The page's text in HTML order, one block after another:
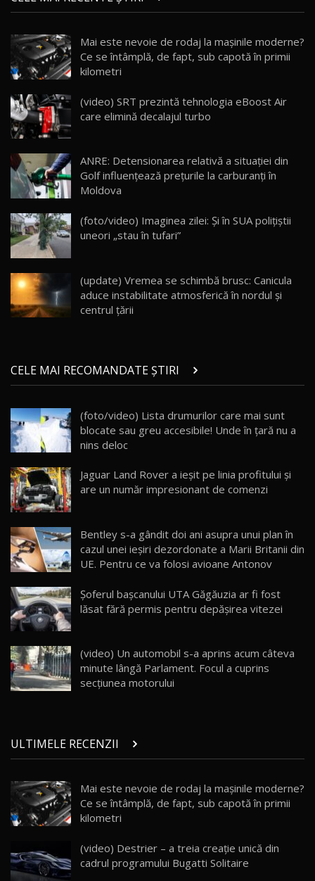
15 14:37
16
AutoBlogMD
13:10
17 20:06
30:08
AutoBlog.MD
23:36
20
Noul ZEEKR 7X / Test Drive AutoBlog.MD
29:08
21
Micul BYD Dolphin Surf / Test Drive
AutoBlog.MD
16:59
22
Noua Mazda 6e / Test Drive AutoBlog.MD
26:59
23
Lynk & Co 01 / Test Drive AutoBlog.MD
25:19
24
ZEEKR 009: Cel mai Performant și Confortabil
Van Electric Testat în Moldova / AutoBlog.MD
26:38
25
mai Exclusiv și Puternic Defender Testat în
Moldova
32:21
26
AutoBlog.MD
10:57
28
Noul Geely Monjaro 2025! Mai ieftin și mai
dotat / Test Drive AutoBlog.MD
29
ZEEKR 9X - PRIMUL TEST DRIVE ÎN ROMÂNĂ!
CUM SE CONDUCE?
33:40
30
Primele impresii despre BYD Seal U DM-i,
Sealion 7 și Seal 5 DM-i / Test Drive
Mai este nevoie de rodaj la mașinile moderne?
Ce se întâmplă, de fapt, sub capotă în primii
kilometri
(video) SRT prezintă tehnologia eBoost Air
care elimină decalajul turbo
ANRE: Detensionarea relativă a situației din
Golf influențează prețurile la carburanți în
Moldova
(foto/video) Imaginea zilei: Și în SUA polițiștii
uneori „stau în tufari”
(update) Vremea se schimbă brusc: Canicula
aduce instabilitate atmosferică în nordul și
centrul țării
CELE MAI RECOMANDATE ȘTIRI
(foto/video) Lista drumurilor care mai sunt
blocate sau greu accesibile! Unde în țară nu a
nins deloc
Jaguar Land Rover a ieşit pe linia profitului şi
are un număr impresionant de comenzi
Bentley s-a gândit doi ani asupra unui plan în
cazul unei ieșiri dezordonate a Marii Britanii din
UE. Pentru ce va folosi avioane Antonov
Șoferul bașcanului UTA Găgăuzia ar fi fost
lăsat fără permis pentru depășirea vitezei
(video) Un automobil s-a aprins acum câteva
minute lângă Parlament. Focul a cuprins
secțiunea motorului
ULTIMELE RECENZII
Mai este nevoie de rodaj la mașinile moderne?
Ce se întâmplă, de fapt, sub capotă în primii
kilometri
(video) Destrier – a treia creație unică din
cadrul programului Bugatti Solitaire